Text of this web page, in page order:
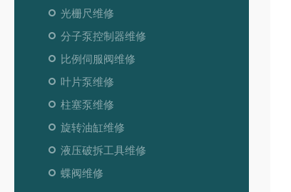
光栅尺维修
分子泵控制器维修
比例伺服阀维修
叶片泵维修
柱塞泵维修
旋转油缸维修
液压破拆工具维修
蝶阀维修